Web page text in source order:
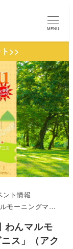
MENU
>>
ント情報
時間帯にわんことお買い物をたのしもう♪
わんマルモ
ス」（アク